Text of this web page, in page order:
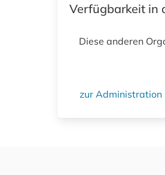
Verfügbarkeit in
Diese anderen
zur Administration